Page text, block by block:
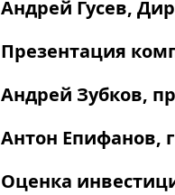
Андрей Гусев,
Презентация
Андрей Зубков,
Антон Епифанов,
Оценка